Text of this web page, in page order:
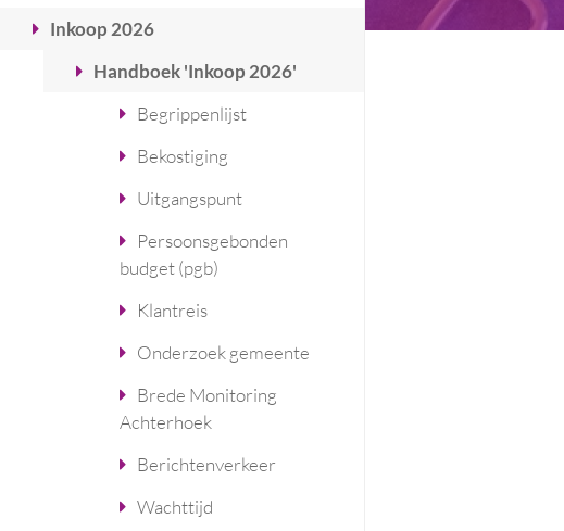
Inkoop 2026
Handboek 'Inkoop 2026'
Begrippenlijst
Bekostiging
Uitgangspunt
Persoonsgebonden
budget (pgb)
Klantreis
Onderzoek gemeente
Brede Monitoring
Achterhoek
Berichtenverkeer
Wachttijd